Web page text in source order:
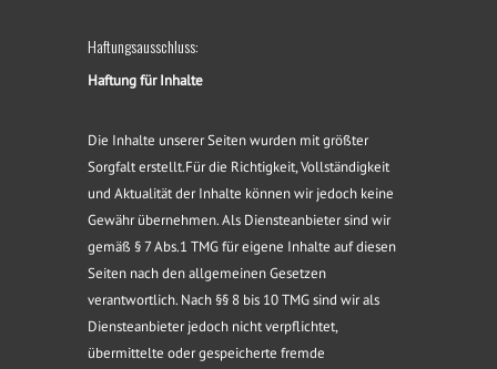
Haftungsausschluss:
Haftung für Inhalte
Die Inhalte unserer Seiten wurden mit größter
Sorgfalt erstellt.Für die Richtigkeit, Vollständigkeit
und Aktualität der Inhalte können wir jedoch keine
Gewähr übernehmen. Als Diensteanbieter sind wir
gemäß § 7 Abs.1 TMG für eigene Inhalte auf diesen
Seiten nach den allgemeinen Gesetzen
verantwortlich. Nach §§ 8 bis 10 TMG sind wir als
Diensteanbieter jedoch nicht verpflichtet,
übermittelte oder gespeicherte fremde